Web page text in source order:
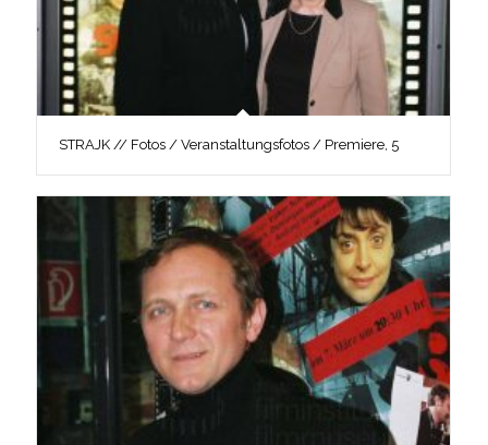
STRAJK // Fotos / Veranstaltungsfotos / Premiere, 5